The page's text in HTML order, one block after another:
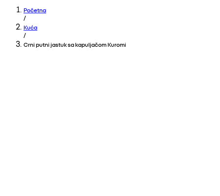
Početna
/
Kuća
/
Crni putni jastuk sa kapuljačom Kuromi